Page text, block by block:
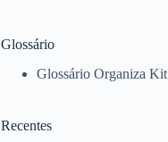
Glossário
Glossário Organiza Kit
Recentes